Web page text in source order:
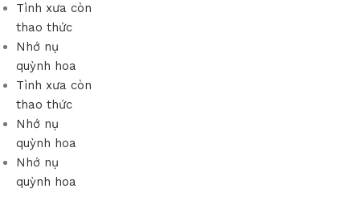
Tình xưa còn
thao thức
Nhớ nụ
quỳnh hoa
Tình xưa còn
thao thức
Nhớ nụ
quỳnh hoa
Nhớ nụ
quỳnh hoa